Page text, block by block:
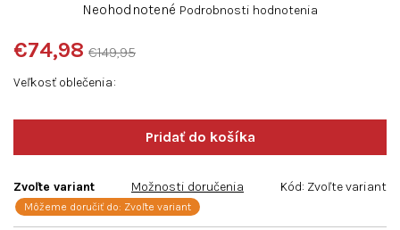
Veľkosť oblečenia
€149,95
€74,98
cena:
Zvoľte variant
Môžeme doručiť do: Zvoľte variant
Možnosti doručenia Kód: Zvoľte variant
produktu
je
0,0
Neohodnotené Podrobnosti hodnotenia